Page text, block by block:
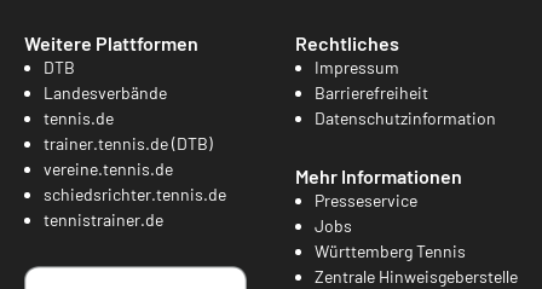
Weitere Plattformen
DTB
Landesverbände
tennis.de
trainer.tennis.de (DTB)
vereine.tennis.de
schiedsrichter.tennis.de
tennistrainer.de
Rechtliches
Impressum
Barrierefreiheit
Datenschutzinformation
Mehr Informationen
Presseservice
Jobs
Württemberg Tennis
Zentrale Hinweisgeberstelle